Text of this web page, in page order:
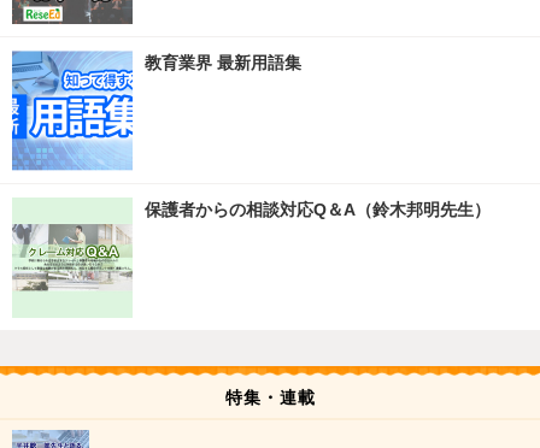
教育業界 最新用語集
保護者からの相談対応Q＆A（鈴木邦明先生）
特集・連載